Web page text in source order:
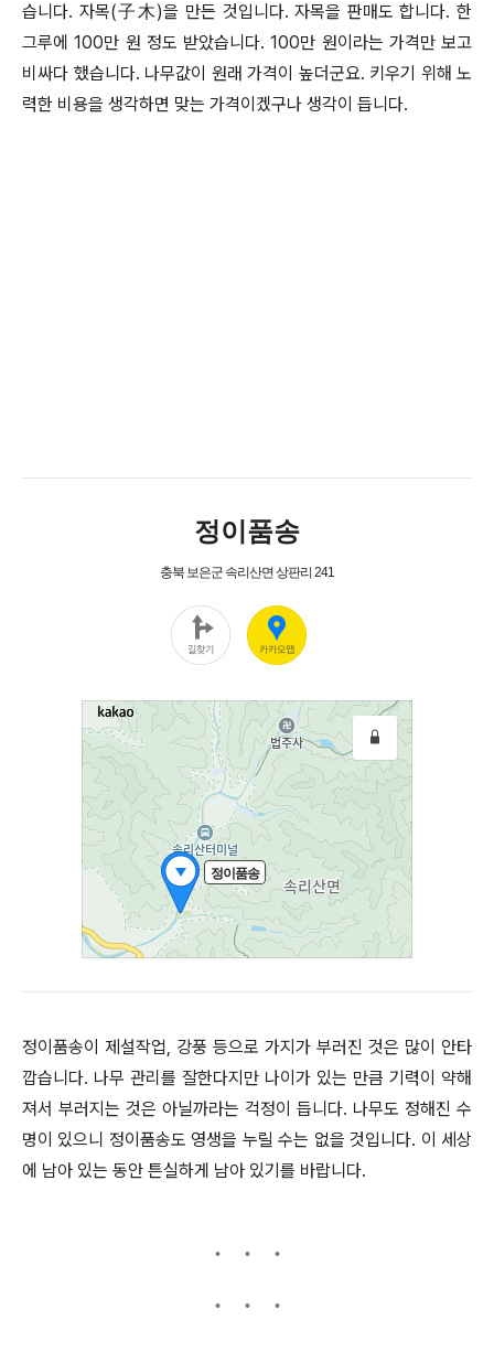
습니다. 자목(子木)을 만든 것입니다. 자목을 판매도 합니다. 한
그루에 100만 원 정도 받았습니다. 100만 원이라는 가격만 보고
비싸다 했습니다. 나무값이 원래 가격이 높더군요. 키우기 위해 노
력한 비용을 생각하면 맞는 가격이겠구나 생각이 듭니다.
정이품송이 제설작업, 강풍 등으로 가지가 부러진 것은 많이 안타
깝습니다. 나무 관리를 잘한다지만 나이가 있는 만큼 기력이 약해
져서 부러지는 것은 아닐까라는 걱정이 듭니다. 나무도 정해진 수
명이 있으니 정이품송도 영생을 누릴 수는 없을 것입니다. 이 세상
에 남아 있는 동안 튼실하게 남아 있기를 바랍니다.